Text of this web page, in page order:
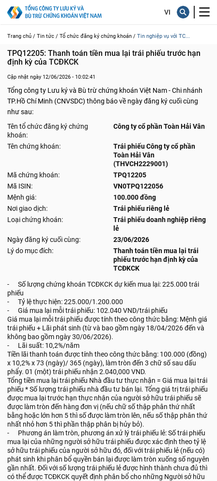
Trang chủ / Tin tức / Tổ chức đăng ký chứng khoán / Tin nghiệp vụ với TC...
TPQ12205: Thanh toán tiền mua lại trái phiếu trước hạn
định kỳ của TCĐKCK
Cập nhật ngày 12/06/2026 - 10:02:41
Tổng công ty Lưu ký và Bù trừ chứng khoán Việt Nam - Chi nhánh
TP.Hồ Chí Minh (CNVSDC) thông báo về ngày đăng ký cuối cùng
như sau:
Tên tổ chức đăng ký chứng
khoán:
Công ty cổ phần Toàn Hải Vân
Tên chứng khoán:
Trái phiếu Công ty cổ phần
Toàn Hải Vân
(THVCH2229001)
Mã chứng khoán:
TPQ12205
Mã ISIN:
VN0TPQ122056
Mệnh giá:
100.000 đồng
Nơi giao dịch:
Trái phiếu riêng lẻ
Loại chứng khoán:
Trái phiếu doanh nghiệp riêng
lẻ
Ngày đăng ký cuối cùng:
23/06/2026
Lý do mục đích:
Thanh toán tiền mua lại trái
phiếu trước hạn định kỳ của
TCĐKCK
- Số lượng chứng khoán TCĐKCK dự kiến mua lại: 225.000 trái
phiếu
- Tỷ lệ thực hiện: 225.000/1.200.000
- Giá mua lại mỗi trái phiếu: 102.040 VND/trái phiếu
Giá mua lại mỗi trái phiếu được tính theo công thức bằng: Mệnh giá
trái phiếu + Lãi phát sinh (từ và bao gồm ngày 18/04/2026 đến và
không bao gồm ngày 30/06/2026).
- Lãi suất: 10,2%/năm
Tiền lãi thanh toán được tính theo công thức bằng: 100.000 (đồng)
x 10,2% x 73 (ngày)/ 365 (ngày), làm tròn đến 3 chữ số sau dấu
phẩy. 01 (một) trái phiếu nhận 2.040,000 VND.
Tổng tiền mua lại trái phiếu Nhà đầu tư thực nhận = Giá mua lại trái
phiếu * Số lượng trái phiếu nhà đầu tư bán lại. Tổng giá trị trái phiếu
được mua lại trước hạn thực nhận của người sở hữu trái phiếu sẽ
được làm tròn đến hàng đơn vị (nếu chữ số thập phân thứ nhất
bằng hoặc lớn hơn 5 thì số được làm tròn lên, nếu số thập phân thứ
nhất nhỏ hơn 5 thì phần thập phân bị hủy bỏ).
- Phương án làm tròn, phương án xử lý trái phiếu lẻ: Số trái phiếu
mua lại của những người sở hữu trái phiếu được xác định theo tỷ lệ
sở hữu trái phiếu của người sở hữu đó, đối với trái phiếu lẻ (nếu có)
phát sinh khi phân bổ quyền bán lại được làm tròn xuống số nguyên
gần nhất. Đối với số lượng trái phiếu lẻ được hình thành chưa đủ thì
có thể được TCĐKCK quyết định phân bổ cho những Người sở hữu